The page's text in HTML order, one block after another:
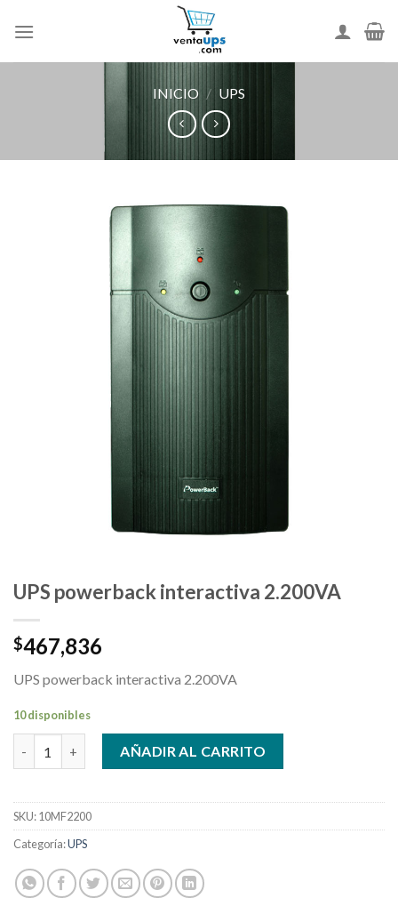
INICIO / UPS
UPS powerback interactiva 2.200VA
$467,836
UPS powerback interactiva 2.200VA
10 disponibles
UPS powerback interactiva 2.200VA cantidad
AÑADIR AL CARRITO
SKU:10MF2200
Categoría:UPS